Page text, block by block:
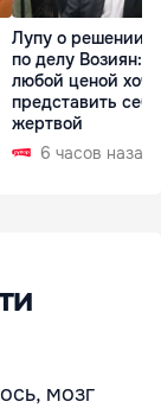
Лупу о решении
по делу Возиян:
любой ценой
представить себя
жертвой
6 часов назад
мозг